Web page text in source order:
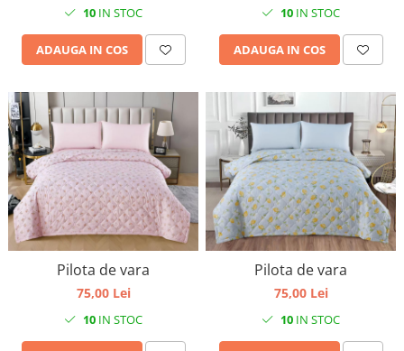
10 IN STOC
ADAUGA IN COS
10 IN STOC
ADAUGA IN COS
Pilota de vara
75,00 Lei
10 IN STOC
Pilota de vara
75,00 Lei
10 IN STOC